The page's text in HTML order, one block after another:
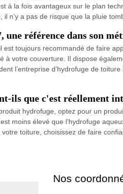
à la fois avantageux sur le plan
n’y a pas de risque que la pluie
référence dans son
toujours recommandé de faire
votre couverture. Il dispose
l’entreprise d’hydrofuge de
ils que c'est réellement
hydrofuge, optez pour un
moins élevé que l’hydrofuge
toiture, choisissez de faire
Nos